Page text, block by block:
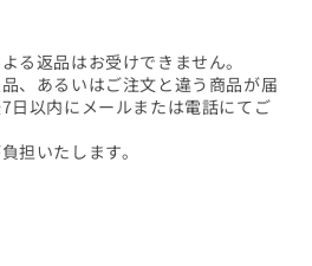
る返品はお受けできません。
、あるいはご注文と違う商品が届
日以内にメールまたは電話にてご
担いたします。